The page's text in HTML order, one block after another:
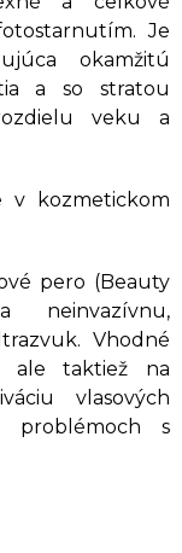
Je
okamžitú
a so stratou
veku a
v kozmetickom
pero (Beauty
neinvazívnu,
Vhodné
ale taktiež na
vlasových
problémoch s